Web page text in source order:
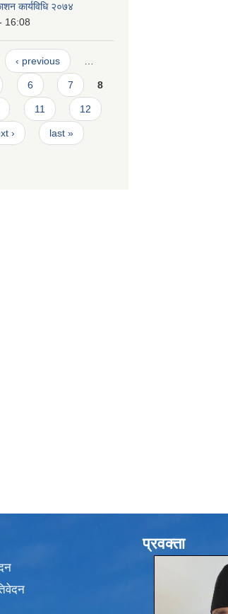
कार्यविधि २०७४
16:08
‹ previous
6 7 8
11 12
› last »
प्रवक्ता